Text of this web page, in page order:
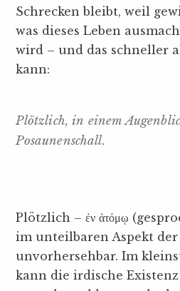
Schrecken bleibt, weil
was dieses Leben
wird – und das schneller
kann:
Plötzlich, in einem
Posaunenschall.
Plötzlich – ἐν ἀτόμῳ
im unteilbaren Aspekt
unvorhersehbar. Im
kann die irdische